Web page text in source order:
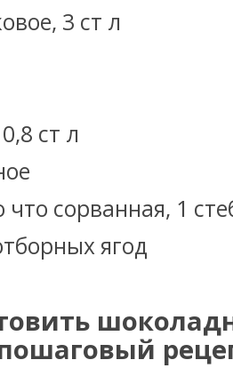
3 ст л
ст л
что сорванная, 1
ягод